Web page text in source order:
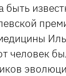
человек